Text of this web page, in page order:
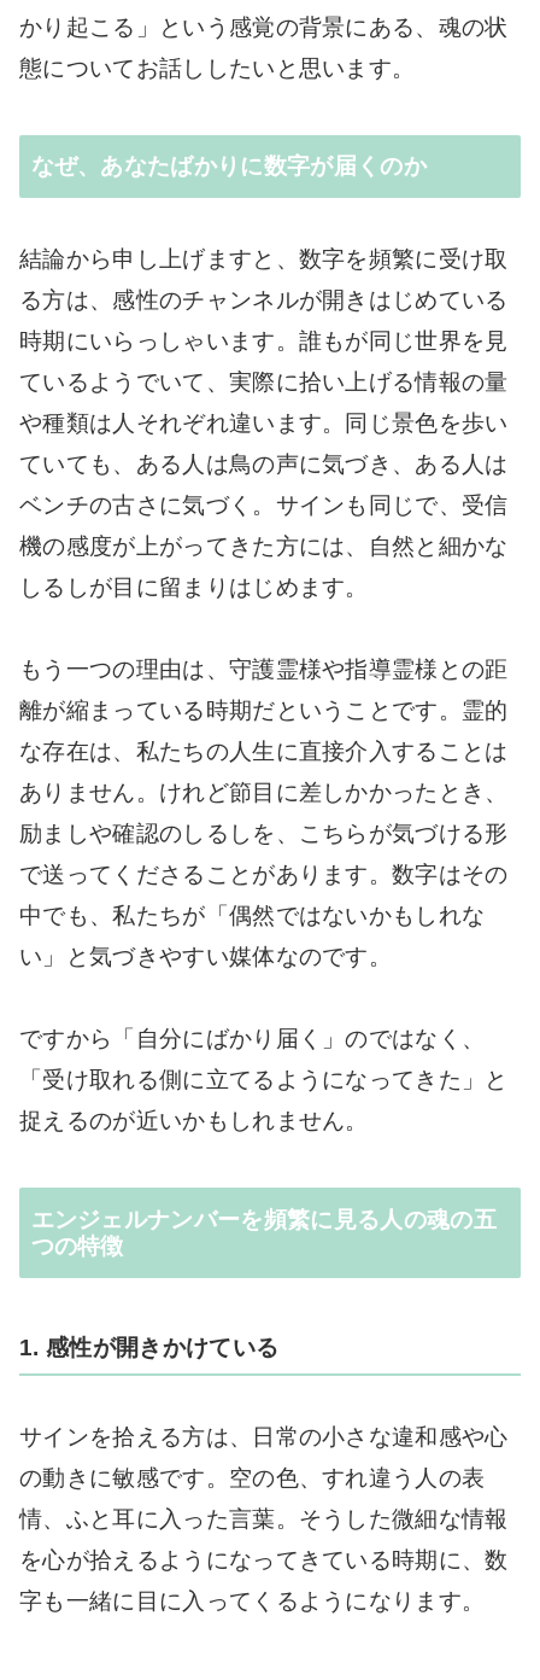
かり起こる」という感覚の背景にある、魂の状
態についてお話ししたいと思います。
なぜ、あなたばかりに数字が届くのか
結論から申し上げますと、数字を頻繁に受け取
る方は、感性のチャンネルが開きはじめている
時期にいらっしゃいます。誰もが同じ世界を見
ているようでいて、実際に拾い上げる情報の量
や種類は人それぞれ違います。同じ景色を歩い
ていても、ある人は鳥の声に気づき、ある人は
ベンチの古さに気づく。サインも同じで、受信
機の感度が上がってきた方には、自然と細かな
しるしが目に留まりはじめます。
もう一つの理由は、守護霊様や指導霊様との距
離が縮まっている時期だということです。霊的
な存在は、私たちの人生に直接介入することは
ありません。けれど節目に差しかかったとき、
励ましや確認のしるしを、こちらが気づける形
で送ってくださることがあります。数字はその
中でも、私たちが「偶然ではないかもしれな
い」と気づきやすい媒体なのです。
ですから「自分にばかり届く」のではなく、
「受け取れる側に立てるようになってきた」と
捉えるのが近いかもしれません。
エンジェルナンバーを頻繁に見る人の魂の五
つの特徴
1. 感性が開きかけている
サインを拾える方は、日常の小さな違和感や心
の動きに敏感です。空の色、すれ違う人の表
情、ふと耳に入った言葉。そうした微細な情報
を心が拾えるようになってきている時期に、数
字も一緒に目に入ってくるようになります。